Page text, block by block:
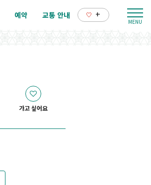
예약 교통 안내 +
가고 싶어요